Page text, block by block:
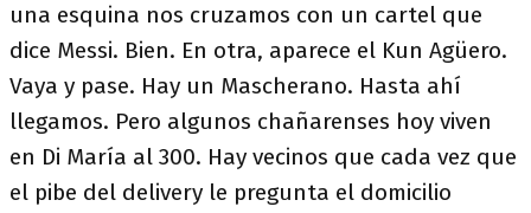
una esquina nos cruzamos con un cartel que
dice Messi. Bien. En otra, aparece el Kun Agüero.
Vaya y pase. Hay un Mascherano. Hasta ahí
llegamos. Pero algunos chañarenses hoy viven
en Di María al 300. Hay vecinos que cada vez que
el pibe del delivery le pregunta el domicilio